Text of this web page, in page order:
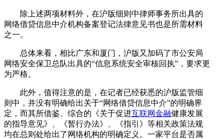
除上述两项材料外，在沪版细则中律师事务所出具的
网络借贷信息中介机构备案登记法律意见书也是所需材料
之一。
总体来看，相比广东和厦门，沪版又加码了市公安局
网络安全保卫总队出具的“信息系统安全审核回执”，要求更
为严格。
此外，值得注意的是，在记者已经获悉的沪版监管细
则中，并没有明确给出关于“网络借贷信息中介”的明确界
定，而其所借鉴、综合的《关于促进互联网金融健康发展
的指导意见》、《暂行办法》、《指引》等相关政策法规
均在总则处给出了网络机构的明确定义。一家平台是否属